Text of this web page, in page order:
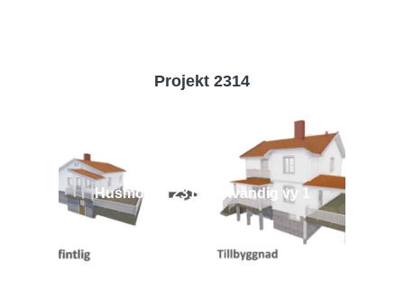
Projekt 2314
Husmodell 2314 - Utvändig vy 1